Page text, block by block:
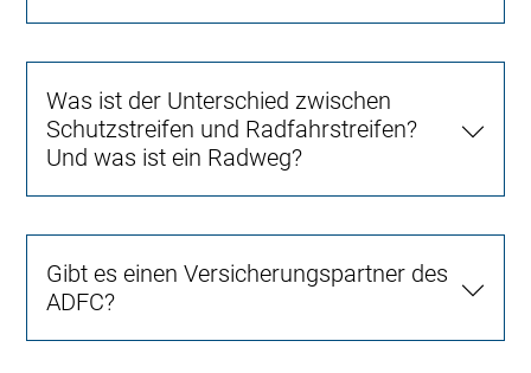
Was ist der Unterschied zwischen
Schutzstreifen und Radfahrstreifen?
Und was ist ein Radweg?
Gibt es einen Versicherungspartner des
ADFC?